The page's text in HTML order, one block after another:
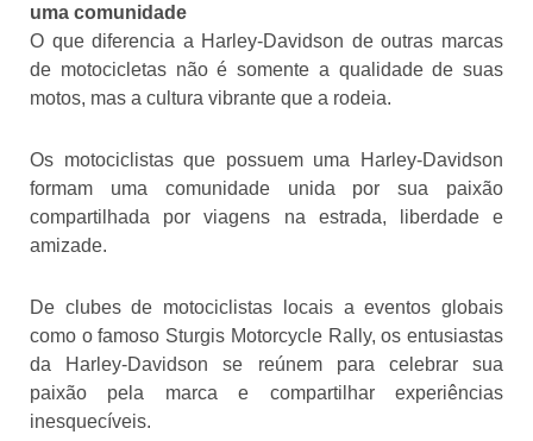
uma comunidade
O que diferencia a Harley-Davidson de outras marcas
de motocicletas não é somente a qualidade de suas
motos, mas a cultura vibrante que a rodeia.
Os motociclistas que possuem uma Harley-Davidson
formam uma comunidade unida por sua paixão
compartilhada por viagens na estrada, liberdade e
amizade.
De clubes de motociclistas locais a eventos globais
como o famoso Sturgis Motorcycle Rally, os entusiastas
da Harley-Davidson se reúnem para celebrar sua
paixão pela marca e compartilhar experiências
inesquecíveis.